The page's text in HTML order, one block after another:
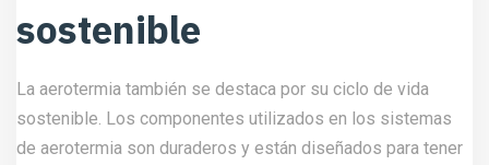
sostenible
La aerotermia también se destaca por su ciclo de vida
sostenible. Los componentes utilizados en los sistemas
de aerotermia son duraderos y están diseñados para tener